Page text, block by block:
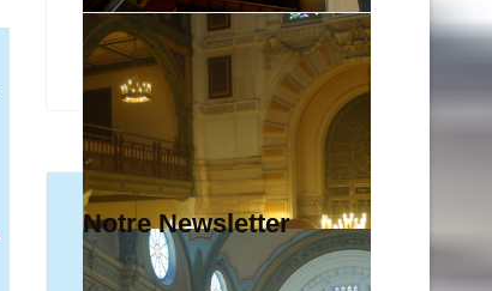
Notre Newsletter